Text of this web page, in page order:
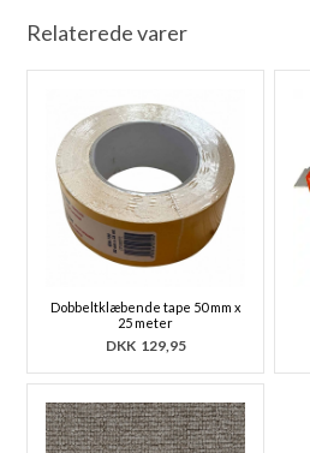
Relaterede varer
Dobbeltklæbende tape 50 mm x
25 meter
DKK 129,95